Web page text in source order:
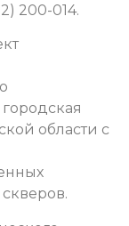
200-014.
области с